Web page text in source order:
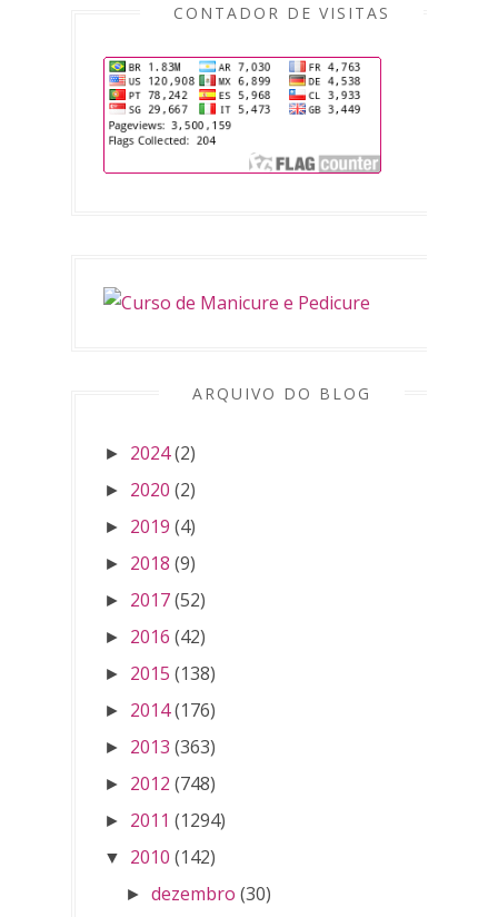
CONTADOR DE VISITAS
ARQUIVO DO BLOG
► 2024(2)
► 2020 (2)
► 2019 (4)
► 2018 (9)
► 2017(52)
► 2016 (42)
► 2015 (138)
► 2014(176)
► 2013 (363)
► 2012 (748)
► 2011 (1294)
▼ 2010 (142)
►dezembro (30)